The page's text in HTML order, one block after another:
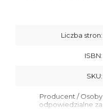
Liczba stron:
ISBN:
SKU:
Producent / Osoby
odpowiedzialne za